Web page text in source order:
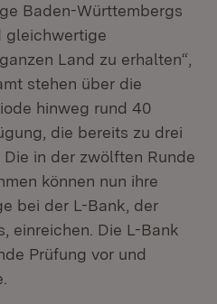
Baden-Württembergs
gleichwertige
Land zu erhalten“,
stehen über die
hinweg rund 40
die bereits zu drei
in der zwölften Runde
können nun ihre
bei der L-Bank, der
einreichen. Die L-Bank
Prüfung vor und